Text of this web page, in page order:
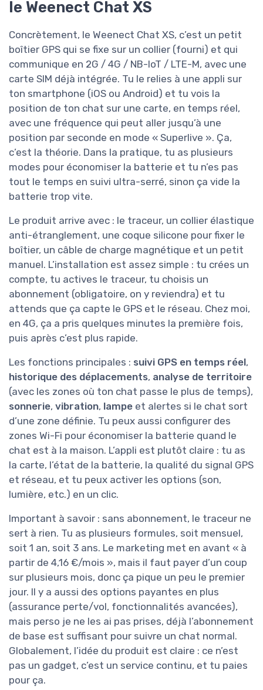
le Weenect Chat XS
Concrètement, le Weenect Chat XS, c’est un petit
boîtier GPS qui se fixe sur un collier (fourni) et qui
communique en 2G / 4G / NB-IoT / LTE-M, avec une
carte SIM déjà intégrée. Tu le relies à une appli sur
ton smartphone (iOS ou Android) et tu vois la
position de ton chat sur une carte, en temps réel,
avec une fréquence qui peut aller jusqu’à une
position par seconde en mode « Superlive ». Ça,
c’est la théorie. Dans la pratique, tu as plusieurs
modes pour économiser la batterie et tu n’es pas
tout le temps en suivi ultra-serré, sinon ça vide la
batterie trop vite.
Le produit arrive avec : le traceur, un collier élastique
anti-étranglement, une coque silicone pour fixer le
boîtier, un câble de charge magnétique et un petit
manuel. L’installation est assez simple : tu crées un
compte, tu actives le traceur, tu choisis un
abonnement (obligatoire, on y reviendra) et tu
attends que ça capte le GPS et le réseau. Chez moi,
en 4G, ça a pris quelques minutes la première fois,
puis après c’est plus rapide.
Les fonctions principales : suivi GPS en temps réel,
historique des déplacements, analyse de territoire
(avec les zones où ton chat passe le plus de temps),
sonnerie, vibration, lampe et alertes si le chat sort
d’une zone définie. Tu peux aussi configurer des
zones Wi-Fi pour économiser la batterie quand le
chat est à la maison. L’appli est plutôt claire : tu as
la carte, l’état de la batterie, la qualité du signal GPS
et réseau, et tu peux activer les options (son,
lumière, etc.) en un clic.
Important à savoir : sans abonnement, le traceur ne
sert à rien. Tu as plusieurs formules, soit mensuel,
soit 1 an, soit 3 ans. Le marketing met en avant « à
partir de 4,16 €/mois », mais il faut payer d’un coup
sur plusieurs mois, donc ça pique un peu le premier
jour. Il y a aussi des options payantes en plus
(assurance perte/vol, fonctionnalités avancées),
mais perso je ne les ai pas prises, déjà l’abonnement
de base est suffisant pour suivre un chat normal.
Globalement, l’idée du produit est claire : ce n’est
pas un gadget, c’est un service continu, et tu paies
pour ça.